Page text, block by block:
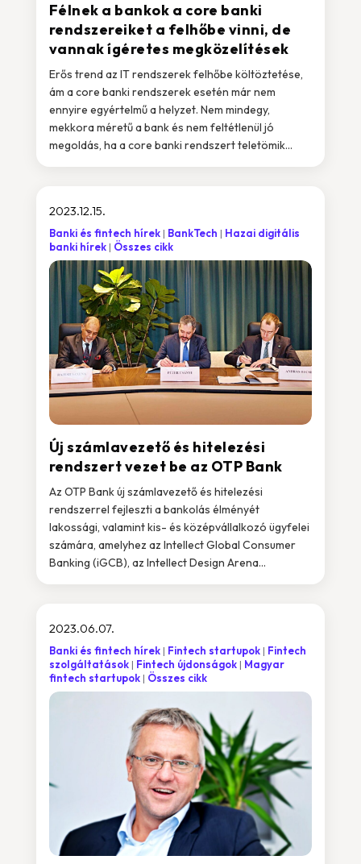
Félnek a bankok a core banki
rendszereiket a felhőbe vinni, de
vannak ígéretes megközelítések
Erős trend az IT rendszerek felhőbe költöztetése,
ám a core banki rendszerek esetén már nem
ennyire egyértelmű a helyzet. Nem mindegy,
mekkora méretű a bank és nem feltétlenül jó
megoldás, ha a core banki rendszert teletömik...
Új számlavezető és hitelezési
rendszert vezet be az OTP Bank
2023.12.15.
Banki és fintech hírek BankTech
Hazai digitális
banki hírek
Összes cikk
Az OTP Bank új számlavezető és hitelezési
rendszerrel fejleszti a bankolás élményét
lakossági, valamint kis- és középvállalkozó ügyfelei
számára, amelyhez az Intellect Global Consumer
Banking (iGCB), az Intellect Design Arena...
2023.06.07.
Banki és fintech hírek Fintech startupok
Fintech
szolgáltatások
Fintech újdonságok
Magyar
fintech startupok
Összes cikk